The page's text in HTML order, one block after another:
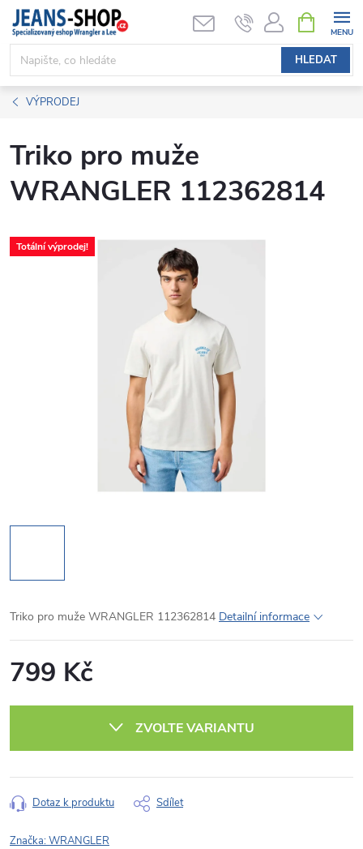
Přejít
obsah
HLEDAT
NÁKUPNÍ
KOŠÍK
VÝPRODEJ
Triko pro muže
WRANGLER 112362814
Totální výprodej!
Triko pro muže WRANGLER 112362814 Detailní informace
799 Kč
ZVOLTE VARIANTU
Dotaz k produktu Sdílet
Značka:WRANGLER